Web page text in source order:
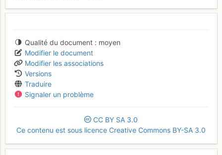
Qualité du document
moyen
Modifier le document
Modifier les associations
Versions
Traduire
Signaler un problème
CC BY SA 3.0
Ce contenu est sous licence Creative Commons BY-SA 3.0